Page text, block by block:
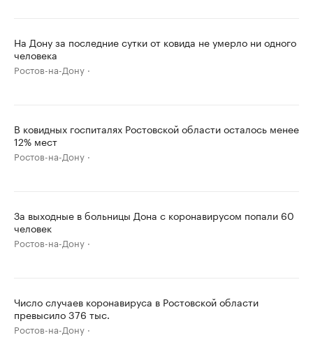
На Дону за последние сутки от ковида не умерло ни одного
человека
Ростов-на-Дону
В ковидных госпиталях Ростовской области осталось менее
12% мест
Ростов-на-Дону
За выходные в больницы Дона с коронавирусом попали 60
человек
Ростов-на-Дону
Число случаев коронавируса в Ростовской области
превысило 376 тыс.
Ростов-на-Дону